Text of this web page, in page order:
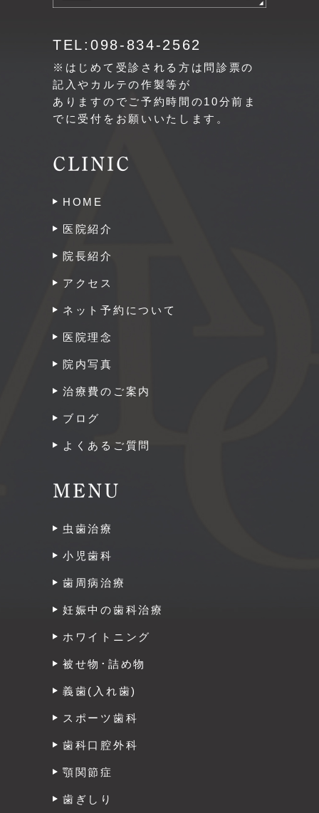
TEL:098-834-2562
※はじめて受診される方は問診票の
記入やカルテの作製等が
ありますのでご予約時間の10分前ま
でに受付をお願いいたします。
CLINIC
HOME
医院紹介
院長紹介
アクセス
ネット予約について
医院理念
院内写真
治療費のご案内
ブログ
よくあるご質問
MENU
虫歯治療
小児歯科
歯周病治療
妊娠中の歯科治療
ホワイトニング
被せ物･詰め物
義歯(入れ歯)
スポーツ歯科
歯科口腔外科
顎関節症
歯ぎしり